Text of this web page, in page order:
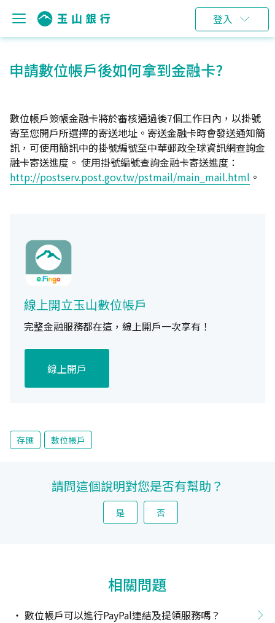
登入
申請數位帳戶後如何拿到金融卡?
數位帳戶簽帳金融卡將於審核通過後7個工作日內，以掛號
寄至您開戶所選擇的寄送地址。寄送金融卡時會發送通知簡
訊，可使用簡訊中的掛號編號至中華郵政全球資訊網查詢金
融卡寄送進度。 使用掛號編號查詢金融卡寄送進度：
http://postserv.post.gov.tw/pstmail/main_mail.html 。
線上開立玉山數位帳戶
完整金融服務都在這，線上開戶一次享有！
線上開戶
存匯 數位帳戶
請問這個說明對您是否有幫助？
是 否
相關問題
數位帳戶可以進行PayPal連結及提領服務嗎？